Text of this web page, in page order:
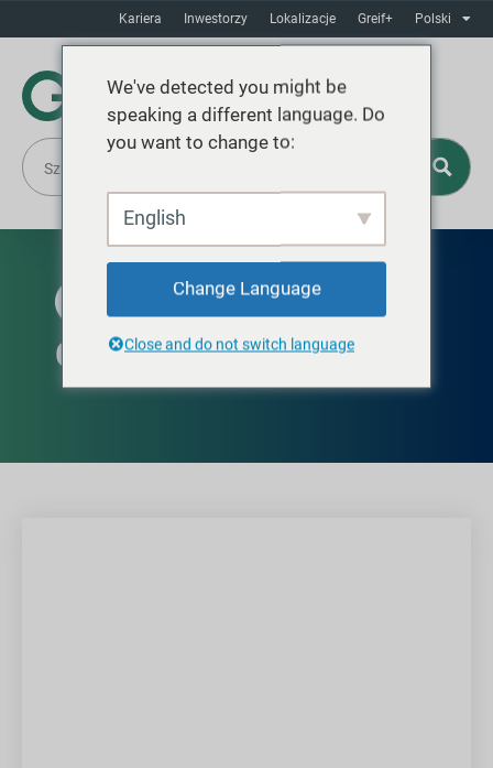
Kariera Inwestorzy Lokalizacje Greif+ Polski
AVAILABLE IN EUROPE AND IN THE UNITED
GCUBE IBC Connect
We've detected you might be
speaking a different language. Do
you want to change to:
English
Change Language
Close and do not switch language